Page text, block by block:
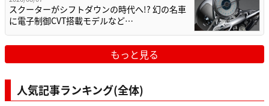
スクーターがシフトダウンの時代へ!? 幻の名車
に電子制御CVT搭載モデルなど…
もっと見る
人気記事ランキング(全体)